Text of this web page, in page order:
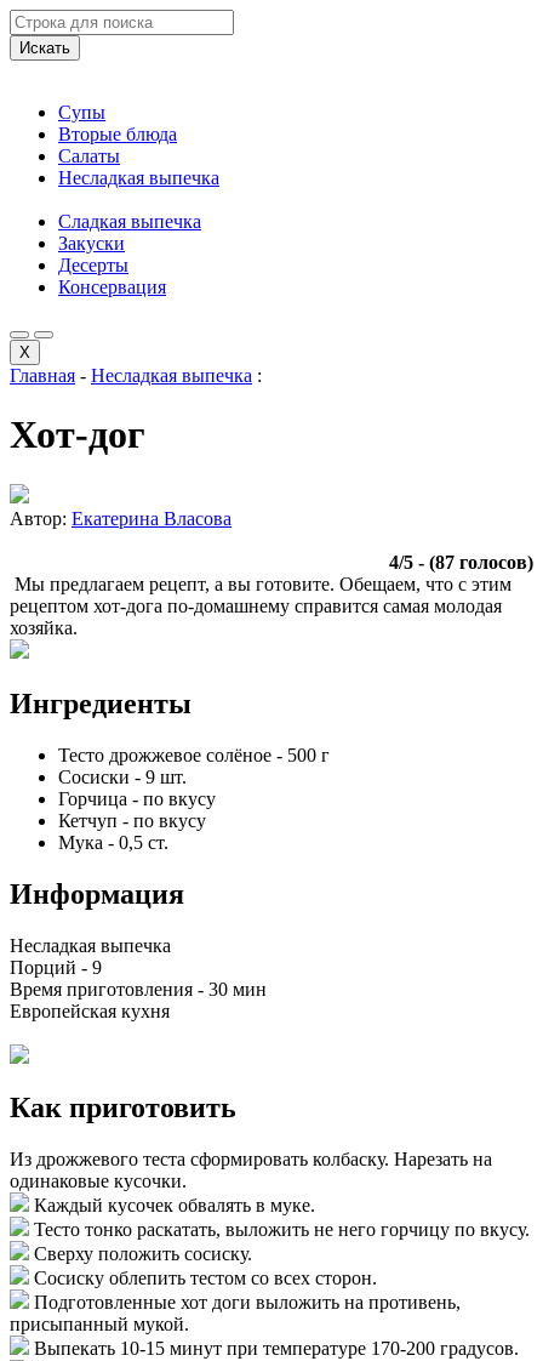
Искать
Супы
Вторые блюда
Салаты
Несладкая выпечка
Сладкая выпечка
Закуски
Десерты
Консервация
X
Главная - Несладкая выпечка :
Хот-дог
Автор: Екатерина Власова
4/5 - (87 голосов)
Мы предлагаем рецепт, а вы готовите. Обещаем, что с этим
рецептом хот-дога по-домашнему справится самая молодая
хозяйка.
Ингредиенты
Тесто дрожжевое солёное - 500 г
Сосиски - 9 шт.
Горчица - по вкусу
Кетчуп - по вкусу
Мука - 0,5 ст.
Информация
Несладкая выпечка
Порций - 9
Время приготовления - 30 мин
Европейская кухня
Как приготовить
Из дрожжевого теста сформировать колбаску. Нарезать на
одинаковые кусочки.
Каждый кусочек обвалять в муке.
Тесто тонко раскатать, выложить не него горчицу по вкусу.
Сверху положить сосиску.
Сосиску облепить тестом со всех сторон.
Подготовленные хот доги выложить на противень,
присыпанный мукой.
Выпекать 10-15 минут при температуре 170-200 градусов.